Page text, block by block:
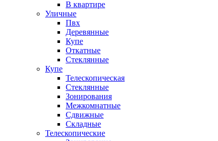
В квартире
Уличные
Пвх
Деревянные
Купе
Откатные
Стеклянные
Купе
Телескопическая
Стеклянные
Зонирования
Межкомнатные
Сдвижные
Складные
Телескопические